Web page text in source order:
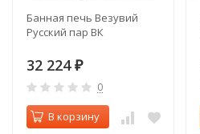
Банная печь Везувий
Русский пар ВК
32 224 ₽
0
В корзину